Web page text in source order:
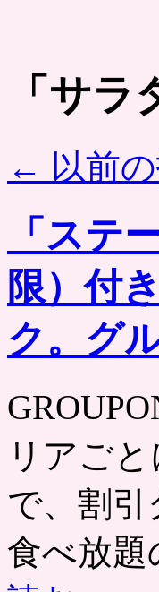
「 サラ
← 以前
「ステ
限）付
ク。グ
リアご
で、割
食べ放